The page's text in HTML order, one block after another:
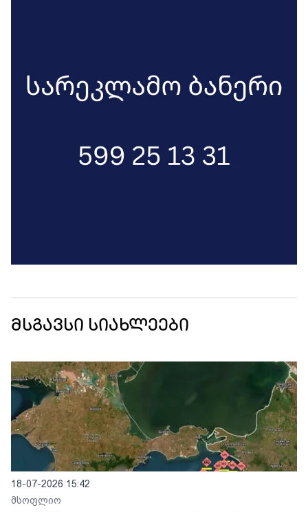
მსგავსი სიახლეები
18-07-2026 15:42
მსოფლიო